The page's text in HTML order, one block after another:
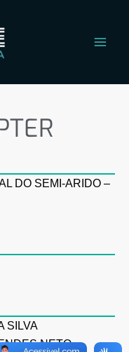
DO SEMI-ARIDO –
SILVA
NETO